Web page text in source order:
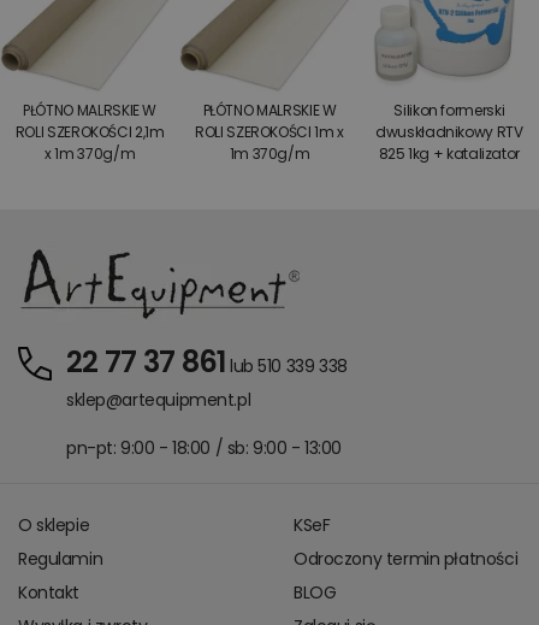
PŁÓTNO MALRSKIE W
ROLI SZEROKOŚCI 2,1m
x 1m 370g/m
PŁÓTNO MALRSKIE W
ROLI SZEROKOŚCI 1m x
1m 370g/m
Silikon formerski
dwuskładnikowy RTV
825 1kg + katalizator
22 77 37 861 lub 510 339 338
sklep@artequipment.pl
pn-pt: 9:00 - 18:00 / sb: 9:00 - 13:00
O sklepie
Regulamin
Kontakt
KSeF
Odroczony termin płatności
BLOG